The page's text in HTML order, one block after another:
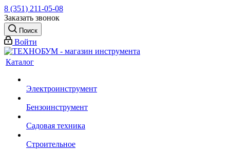
8 (351) 211-05-08
Заказать звонок
Поиск
Войти
Каталог
Электроинструмент
Бензоинструмент
Садовая техника
Строительное